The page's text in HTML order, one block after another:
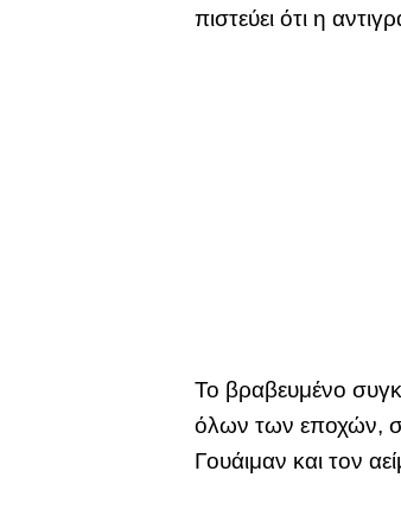
πιστεύει ότι η
Το βραβευμένο
όλων των εποχών,
Γουάιμαν και τον